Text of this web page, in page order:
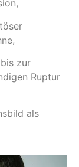
zur
Ruptur
als